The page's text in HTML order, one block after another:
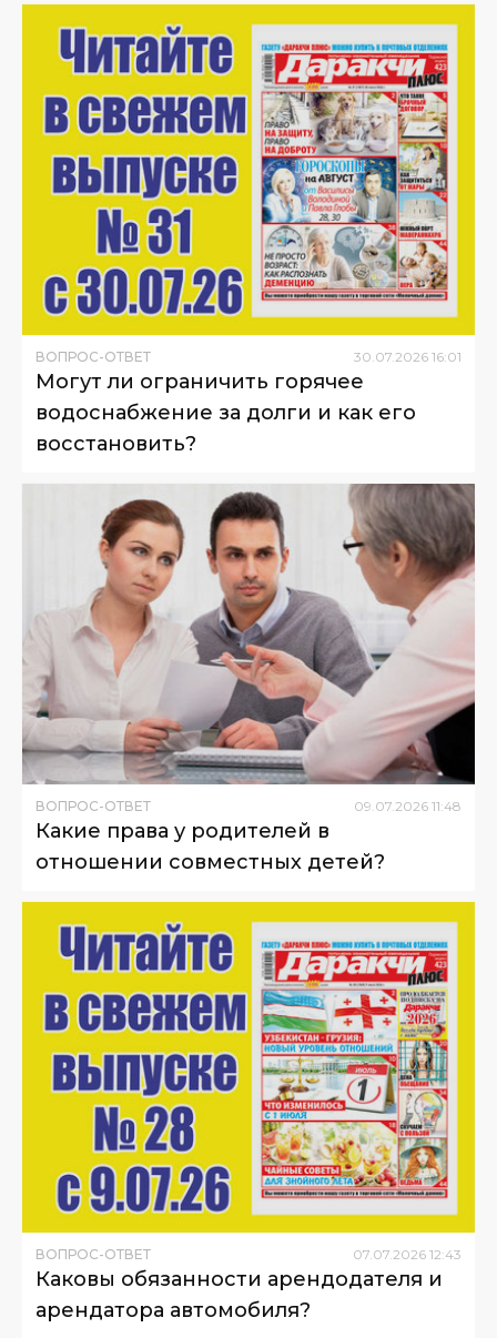
ВОПРОС-ОТВЕТ 30 07 2026 16:01
Могут ли ограничить горячее
водоснабжение за долги и как его
восстановить?
ВОПРОС-ОТВЕТ 09.07.2026 11:48
Какие права у родителей в
отношении совместных детей?
ВОПРОС-ОТВЕТ 07 07 2026 12:43
Каковы обязанности арендодателя и
арендатора автомобиля?